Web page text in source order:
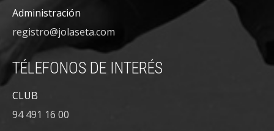
Administración
registro@jolaseta.com
TÉLEFONOS DE INTERÉS
CLUB
94 491 16 00